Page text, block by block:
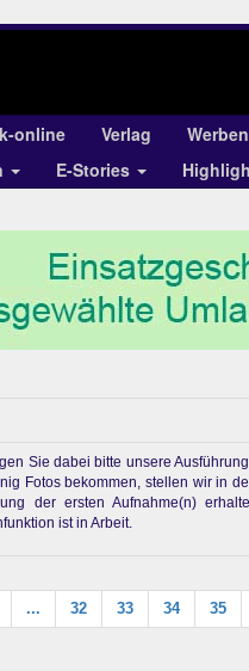
online Verlag Werben
E-Stories
Sie dabei bitte unsere
Fotos bekommen, stellen wir in
der ersten Aufnahme(n)
ist in Arbeit.
... 32 33 34 35